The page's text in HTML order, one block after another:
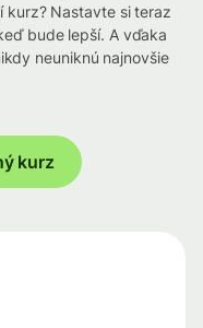
kurz? Nastavte si teraz
bude lepší. A vďaka
neuniknú najnovšie
kurz